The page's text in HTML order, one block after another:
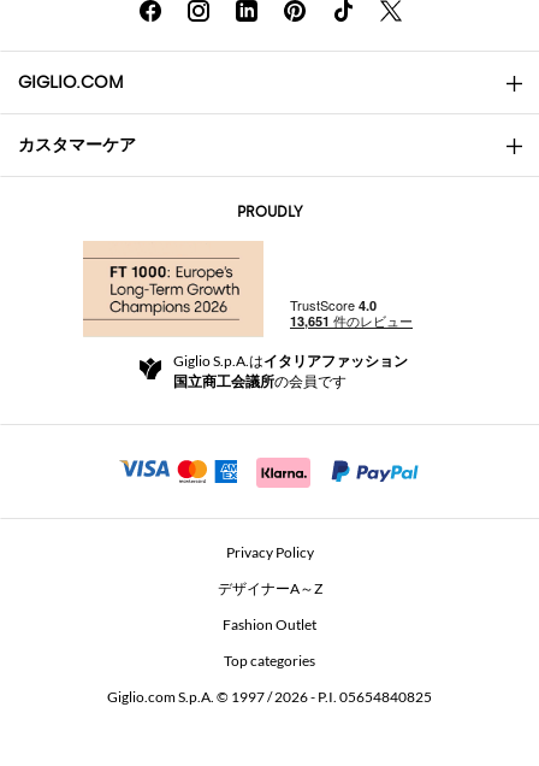
GIGLIO.COM
会社概要
Community Store
Beauty Seekers VIP Club
カスタマーケア
返品と返金
For a safe shopping experience
Security Communication
PROUDLY
Giglio S.p.A.はイタリアファッション
国立商工会議所の会員です
Privacy Policy
デザイナーA～Z
Fashion Outlet
Top categories
Giglio.com S.p.A. © 1997 / 2026 - P.I. 05654840825